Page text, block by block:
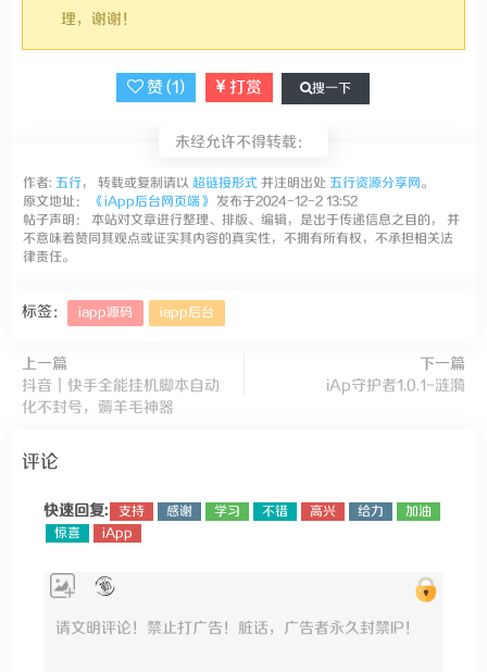
理，谢谢！
赞 (1 ) 打赏 搜一下
未经允许不得转载：
作者: 五行， 转载或复制请以 超链接形式 并注明出处 五行资源分享网。
原文地址：
《iApp后台网页端》 发布于2024-12-2 13:52
帖子声明： 本站对文章进行整理、排版、编辑，是出于传递信息之目的， 并
不意味着赞同其观点或证实其内容的真实性，不拥有所有权，不承担相关法
律责任。
标签： iapp源码 iapp后台
上一篇
抖音｜快手全能挂机脚本自动
化不封号，薅羊毛神器
下一篇
iAp守护者1.0.1-涟漪
评论
快速回复: 支持 感谢 学习 不错 高兴 给力
加油
惊喜
iApp